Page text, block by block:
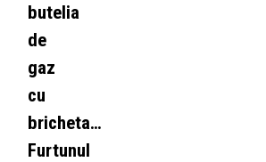
butelia
de
gaz
cu
bricheta…
Furtunul